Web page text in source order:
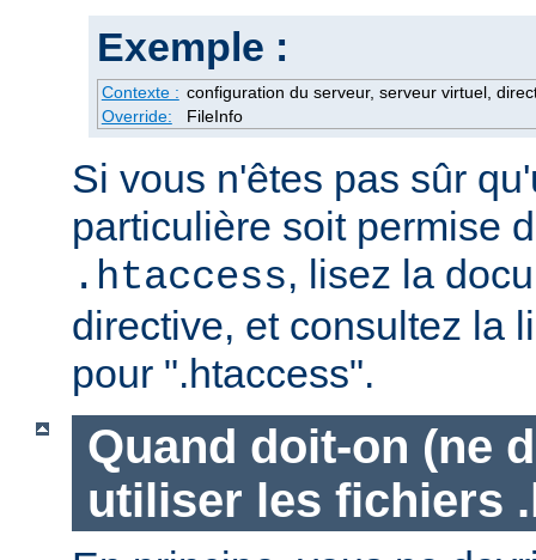
Exemple :
Contexte : configuration du serveur, serveur virtuel,
Override:
FileInfo
Si vous n'êtes pas sûr
particulière soit permise
.htaccess, lisez la
directive, et consultez la
pour ".htaccess".
Quand doit-on (ne
utiliser les fichiers